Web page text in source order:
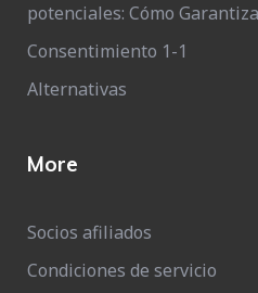
potenciales: Cómo
Consentimiento 1-1
Alternativas
More
Socios afiliados
Condiciones de servicio